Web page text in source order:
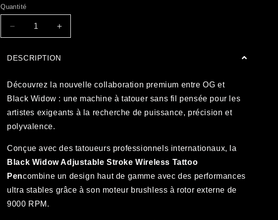
habituel
Quantité
Réduire
la
de
BLACK
WIDOW
-
Machine
à
Sans
Augmenter
la
de
BLACK
-
Machine
Sans
DESCRIPTION
Découvrez la nouvelle collaboration premium entreOG et
Black Widow : une machine à tatouer sans fil pensée pour les
artistes exigeants à la recherche de puissance, précision et
polyvalence.
Conçue avec des tatoueurs professionnels internationaux, la
Black Widow Adjustable Stroke Wireless Tattoo
Pencombine un design haut de gamme avec des performances
ultra stables grâce à son moteur brushless à rotor externe de
9000 RPM.